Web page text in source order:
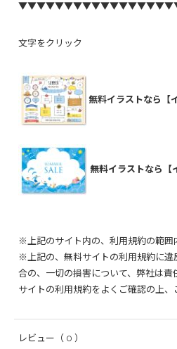
文字をクリック
無料イラストなら【
無料イラストなら【
※上記のサイト内の、利用規約の範囲
※上記の、無料サイトの利用規約に違
合の、一切の損害について、弊社は責
サイトの利用規約をよくご確認の上、
レビュー （ 0 ）